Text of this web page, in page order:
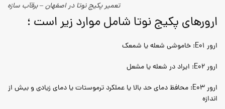
تعمیر پکیج نوتا در اصفهان – برقآب سازه
ارورهای پکیج نوتا شامل موارد زیر است ؛
ارور E01: خاموشی شعله یا شمعک
ارورE02: ایراد در شعله یا مشعل
ارورE03: محافظ دمای حد بالا یا عملکرد ترموستات یا دمای زیادی و بیش از
اندازه